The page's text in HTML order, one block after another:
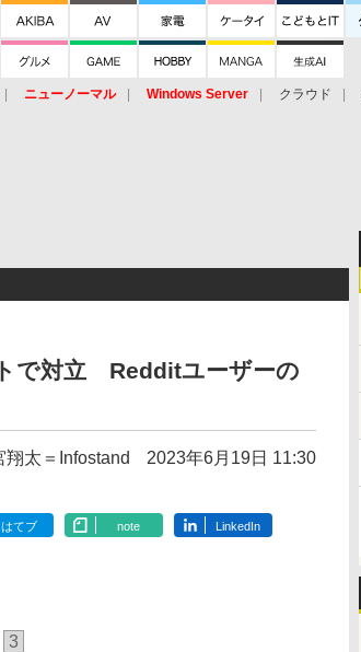
ニューノーマル Windows Server クラウド
で対立 Redditユーザーの
翔太＝Infostand 2023年6月19日 11:30
はてブ note LinkedIn
3